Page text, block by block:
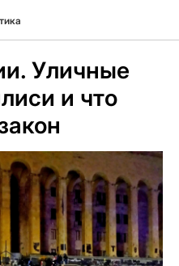
Уличные
и что